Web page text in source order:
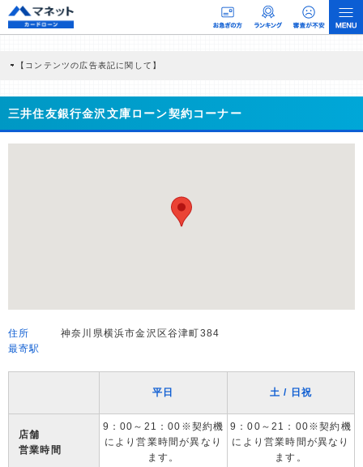
【コンテンツの広告表記に関して】
商品を根拠なくPRするものではなく、当編集部の調査／ユーザーへの口コミ収集な
どに基づき、公平性を担保した情報提供を行っています。
>提携企業一覧
三井住友銀行金沢文庫ローン契約コーナー
住所
神奈川県横浜市金沢区谷津町384
最寄駅
平日 土 / 日祝
店舗
営業時間
9：00～21：00※契約機
により営業時間が異なり
ます。
9：00～21：00※契約機
により営業時間が異なり
ます。